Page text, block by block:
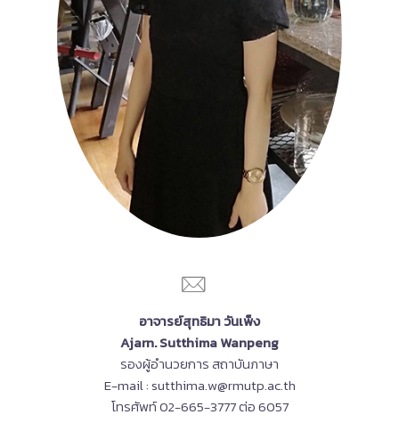
อาจารย์สุทธิมา วันเพ็ง
Ajarn. Sutthima Wanpeng
รองผู้อำนวยการ สถาบันภาษา
E-mail : sutthima.w@rmutp.ac.th
โทรศัพท์ 02-665-3777 ต่อ 6057